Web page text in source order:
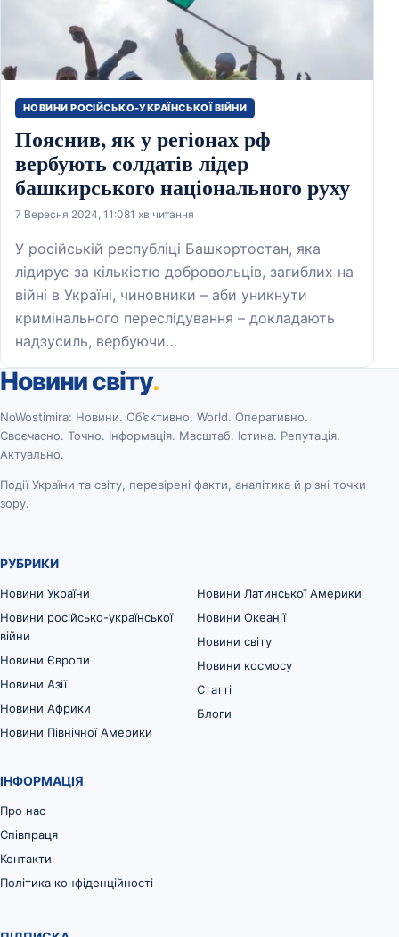
НОВИНИ РОСІЙСЬКО-УКРАЇНСЬКОЇ ВІЙНИ
Пояснив, як у регіонах рф
вербують солдатів лідер
башкирського національного руху
7 Вересня 2024, 11:081 хв читання
У російській республіці Башкортостан, яка
лідирує за кількістю добровольців, загиблих на
війні в Україні, чиновники – аби уникнути
кримінального переслідування – докладають
надзусиль, вербуючи…
Новини світу.
NoWostimira: Новини. Об’єктивно. World. Оперативно.
Своєчасно. Точно. Інформація. Масштаб. Істина. Репутація.
Актуально.
Події України та світу, перевірені факти, аналітика й різні точки
зору.
РУБРИКИ
Новини України
Новини російсько-української
війни
Новини Європи
Новини Азії
Новини Африки
Новини Північної Америки
Новини Латинської Америки
Новини Океанії
Новини світу
Новини космосу
Статті
Блоги
ІНФОРМАЦІЯ
Про нас
Співпраця
Контакти
Політика конфіденційності